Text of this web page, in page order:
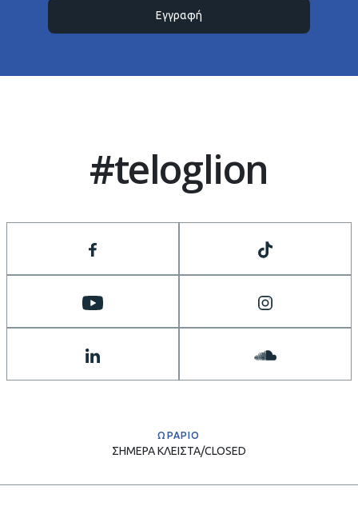
Εγγραφή
#teloglion
ΩΡΑΡΙΟ
ΣΗΜΕΡΑΚΛΕΙΣΤΑ/CLOSED